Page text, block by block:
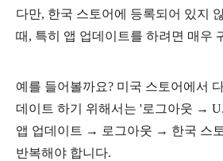
다만, 한국 스토어에 등록되어 있지
때, 특히 앱 업데이트를 하려면 매우
예를 들어볼까요? 미국 스토어에서
데이트 하기 위해서는 '로그아웃 →
앱 업데이트 → 로그아웃 → 한국 스
반복해야 합니다.